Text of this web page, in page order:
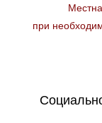
при